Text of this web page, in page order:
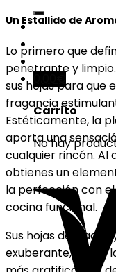
por:
Carrito
No hay
Un Estallido de
Lo primero que
penetrante y
sus hojas para que
fragancia
Estéticamente, la
aporta una
cualquier rincón. Al
obtienes un
la perfección con
cocina funcional.
Sus hojas
exuberante, lo que